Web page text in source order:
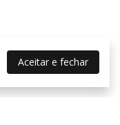
Aceitar e fechar